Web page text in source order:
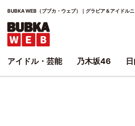
BUBKA WEB（ブブカ・ウェブ）｜グラビア＆アイドル
アイドル・芸能 乃木坂46